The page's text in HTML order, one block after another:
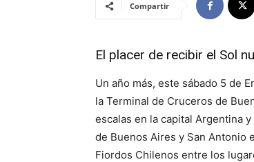
Compartir
El placer de recibir el Sol
Un año más, este sábado 5 de
la Terminal de Cruceros de
escalas en la capital Argentina
de Buenos Aires y San Antonio
Fiordos Chilenos entre los